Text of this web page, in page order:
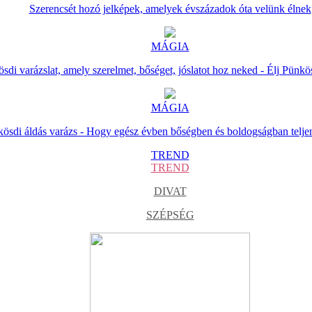
Szerencsét hozó jelképek, amelyek évszázadok óta velünk élnek
MÁGIA
varázslat, amely szerelmet, bőséget, jóslatot hoz neked - Élj
MÁGIA
áldás varázs - Hogy egész évben bőségben és boldogságban
TREND
TREND
DIVAT
SZÉPSÉG